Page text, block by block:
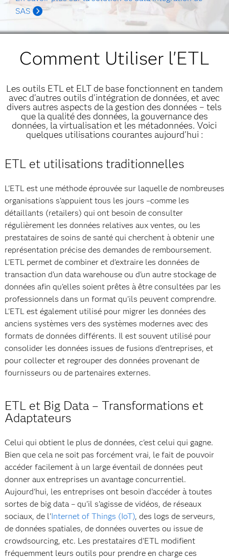
SAS
Comment Utiliser l'ETL
Les outils ETL et ELT de base fonctionnent en tandem
avec d'autres outils d'intégration de données, et avec
divers autres aspects de la gestion des données – tels
que la qualité des données, la gouvernance des
données, la virtualisation et les métadonnées. Voici
quelques utilisations courantes aujourd'hui :
ETL et utilisations traditionnelles
L'ETL est une méthode éprouvée sur laquelle de nombreuses
organisations s'appuient tous les jours –comme les
détaillants (retailers) qui ont besoin de consulter
régulièrement les données relatives aux ventes, ou les
prestataires de soins de santé qui cherchent à obtenir une
représentation précise des demandes de remboursement.
L'ETL permet de combiner et d'extraire les données de
transaction d'un data warehouse ou d'un autre stockage de
données afin qu'elles soient prêtes à être consultées par les
professionnels dans un format qu'ils peuvent comprendre.
L'ETL est également utilisé pour migrer les données des
anciens systèmes vers des systèmes modernes avec des
formats de données différents. Il est souvent utilisé pour
consolider les données issues de fusions d'entreprises, et
pour collecter et regrouper des données provenant de
fournisseurs ou de partenaires externes.
ETL et Big Data – Transformations et
Adaptateurs
Celui qui obtient le plus de données, c'est celui qui gagne.
Bien que cela ne soit pas forcément vrai, le fait de pouvoir
accéder facilement à un large éventail de données peut
donner aux entreprises un avantage concurrentiel.
Aujourd'hui, les entreprises ont besoin d'accéder à toutes
sortes de big data – qu'il s'agisse de vidéos, de réseaux
sociaux, de l'Internet of Things (IoT), des logs de serveurs,
de données spatiales, de données ouvertes ou issue de
crowdsourcing, etc. Les prestataires d'ETL modifient
fréquemment leurs outils pour prendre en charge ces